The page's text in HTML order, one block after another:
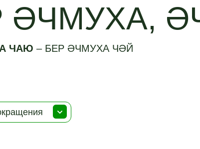
ӘЧМУХА,
ЧАЮ– БЕР ӘЧМУХА ЧӘЙ